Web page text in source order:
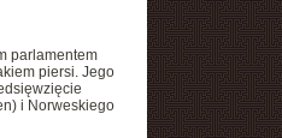
parlamentem
piersi. Jego
i Norweskiego